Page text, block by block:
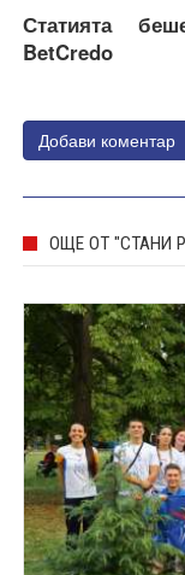
Статията
BetCredo
Добави коментар
ОЩЕ ОТ "СТАНИ